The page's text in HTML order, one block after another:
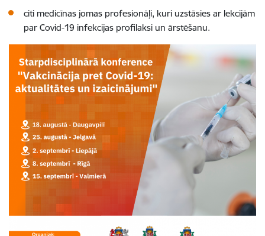
citi medicīnas jomas profesionāļi, kuri uzstāsies ar lekcijām
par Covid-19 infekcijas profilaksi un ārstēšanu.